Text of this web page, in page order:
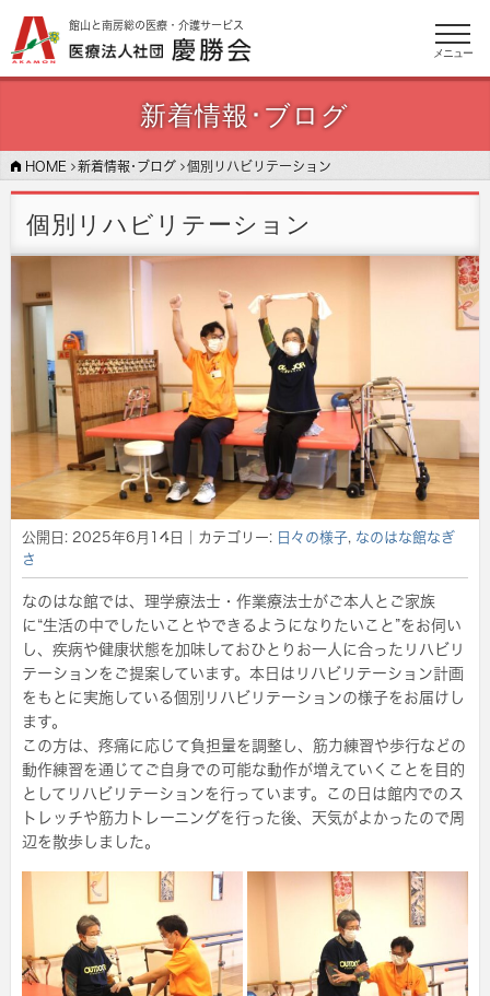
館山と南房総の医療・介護サービス
メニュー
新着情報･ブログ
HOME 新着情報･ブログ 個別リハビリテーション
個別リハビリテーション
公開日: 2025年6月14日 ｜カテゴリー: 日々の様子, なのはな館なぎ
さ
なのはな館では、理学療法士・作業療法士がご本人とご家族
に“生活の中でしたいことやできるようになりたいこと”をお伺い
し、疾病や健康状態を加味しておひとりお一人に合ったリハビリ
テーションをご提案しています。本日はリハビリテーション計画
をもとに実施している個別リハビリテーションの様子をお届けし
ます。
この方は、疼痛に応じて負担量を調整し、筋力練習や歩行などの
動作練習を通じてご自身での可能な動作が増えていくことを目的
としてリハビリテーションを行っています。この日は館内でのス
トレッチや筋力トレーニングを行った後、天気がよかったので周
辺を散歩しました。